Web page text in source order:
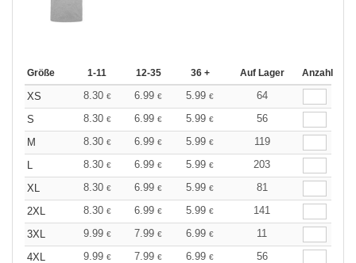
Größe 1-11 12-35 36 + Auf Lager Anzahl
XS 8.30 € 6.99 € 5.99 €
64
S
8.30 € 6.99 € 5.99 €
56
M
8.30 € 6.99 € 5.99 €
119
8.30 € 6.99 € 5.99 €
203
XL
8.30 € 6.99 € 5.99 €
81
2XL
8.30 € 6.99 € 5.99 €
141
3XL
9.99 € 7.99 € 6.99 €
11
4XL
9.99 € 7.99 € 6.99 €
56